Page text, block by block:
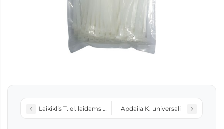
Laikiklis T. el. laidams 180x4,8mm 100vnt
Apdaila K. universali